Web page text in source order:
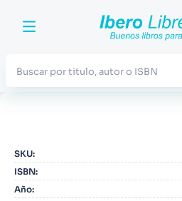
SKU:
ISBN:
Año:
2. Blue Lock
3.